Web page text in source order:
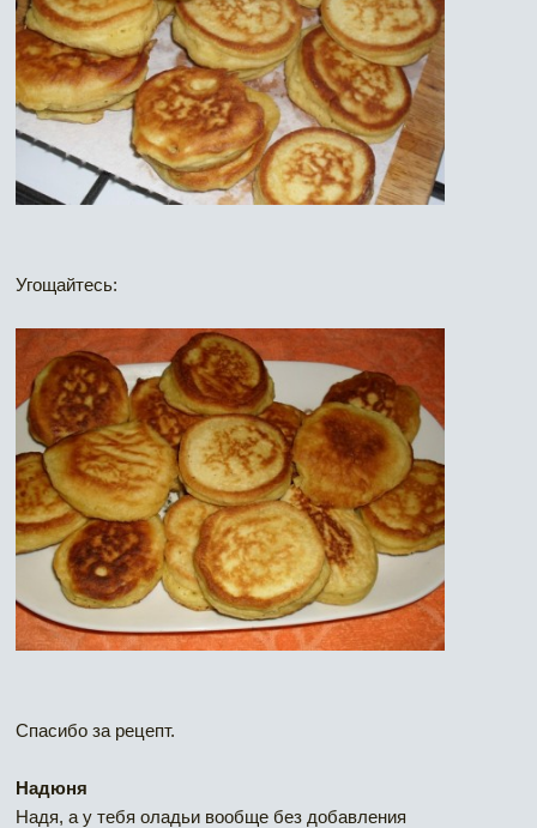
Угощайтесь:
Спасибо за рецепт.
Надюня
Надя, а у тебя оладьи вообще без добавления